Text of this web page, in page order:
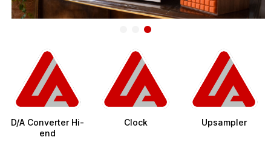
D/A Converter Hi-
end
Clock Upsampler